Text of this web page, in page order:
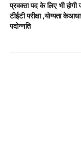
प्रवक्ता पद के लिए भी होगी
टीईटी परीक्षा ,योग्यता
पदोन्नति